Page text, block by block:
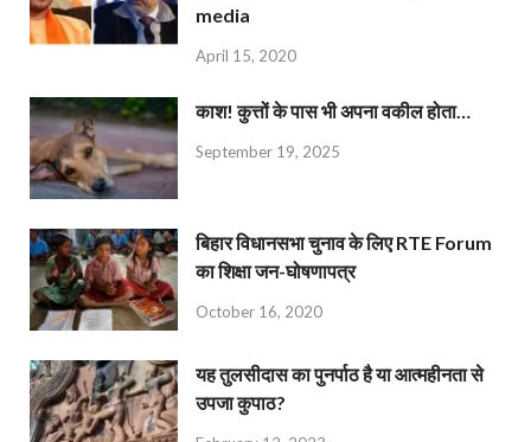
media
April 15, 2020
काश! कुत्तों के पास भी अपना वकील होता…
September 19, 2025
बिहार विधानसभा चुनाव के लिए RTE Forum
का शिक्षा जन-घोषणापत्र
October 16, 2020
यह तुलसीदास का पुनर्पाठ है या आत्महीनता से
उपजा कुपाठ?